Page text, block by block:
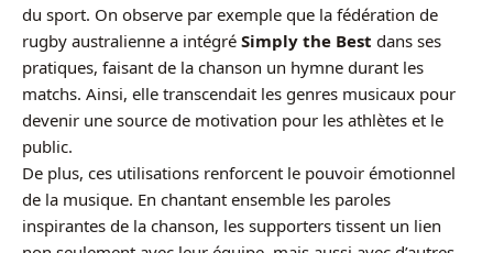
du sport. On observe par exemple que la fédération de
rugby australienne a intégré Simply the Best dans ses
pratiques, faisant de la chanson un hymne durant les
matchs. Ainsi, elle transcendait les genres musicaux pour
devenir une source de motivation pour les athlètes et le
public.
De plus, ces utilisations renforcent le pouvoir émotionnel
de la musique. En chantant ensemble les paroles
inspirantes de la chanson, les supporters tissent un lien